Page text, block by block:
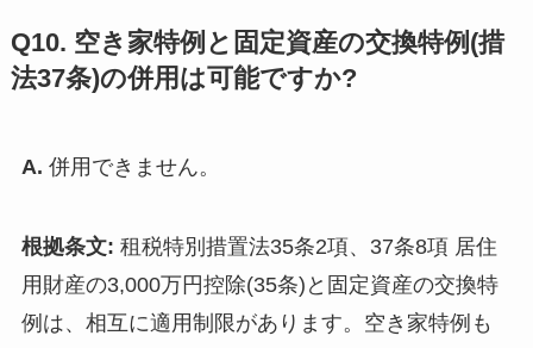
Q10. 空き家特例と固定資産の交換特例(措
法37条)の併用は可能ですか?
A. 併用できません。
根拠条文: 租税特別措置法35条2項、37条8項 居住
用財産の3,000万円控除(35条)と固定資産の交換特
例は、相互に適用制限があります。空き家特例も